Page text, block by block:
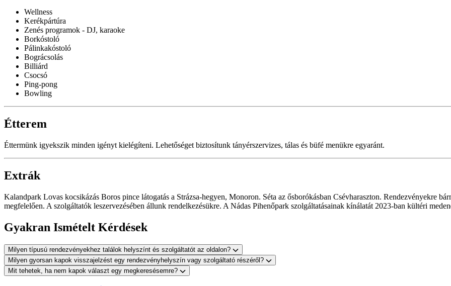
Wellness
Kerékpártúra
Zenés programok - DJ, karaoke
Borkóstoló
Pálinkakóstoló
Bográcsolás
Billiárd
Csocsó
Ping-pong
Bowling
Étterem
Éttermünk igyekszik minden igényt kielégíteni. Lehetőséget biztosítunk tányérszervizes, tálas és büfé menükre egyaránt.
Extrák
Kalandpark Lovas kocsikázás Boros pince látogatás a Strázsa-hegyen, Monoron. Séta az ősborókásban Csévharaszton. Rendezvényekre
megfelelően. A szolgáltatók leszervezésében állunk rendelkezésükre. A Nádas Pihenőpark szolgáltatásainak kínálatát 2023-ban kültéri
Gyakran Ismételt Kérdések
Milyen típusú rendezvényekhez találok helyszínt és szolgáltatót az oldalon?
Milyen gyorsan kapok visszajelzést egy rendezvényhelyszín vagy szolgáltató részéről?
Mit tehetek, ha nem kapok választ egy megkeresésemre?